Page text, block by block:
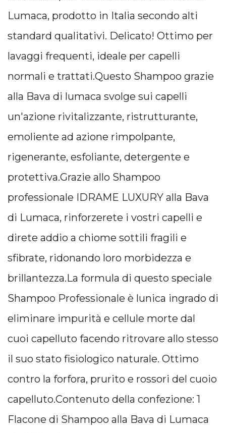
Lumaca, prodotto in Italia secondo alti
standard qualitativi. Delicato! Ottimo per
lavaggi frequenti, ideale per capelli
normali e trattati.Questo Shampoo grazie
alla Bava di lumaca svolge sui capelli
un'azione rivitalizzante, ristrutturante,
emoliente ad azione rimpolpante,
rigenerante, esfoliante, detergente e
protettiva.Grazie allo Shampoo
professionale IDRAME LUXURY alla Bava
di Lumaca, rinforzerete i vostri capelli e
direte addio a chiome sottili fragili e
sfibrate, ridonando loro morbidezza e
brillantezza.La formula di questo speciale
Shampoo Professionale è lunica ingrado di
eliminare impurità e cellule morte dal
cuoi capelluto facendo ritrovare allo stesso
il suo stato fisiologico naturale. Ottimo
contro la forfora, prurito e rossori del cuoio
capelluto.Contenuto della confezione: 1
Flacone di Shampoo alla Bava di Lumaca